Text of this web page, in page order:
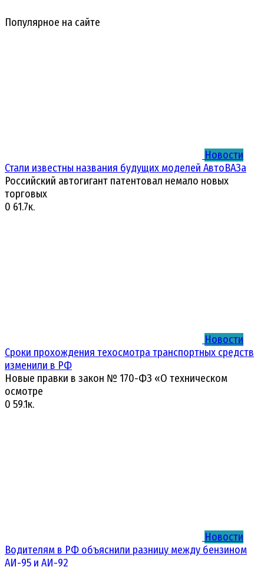
Популярное на сайте
Новости
Стали известны названия будущих моделей АвтоВАЗа
Российский автогигант патентовал немало новых
торговых
0 61.7к.
Новости
Сроки прохождения техосмотра транспортных средств
изменили в РФ
Новые правки в закон № 170-ФЗ «О техническом
осмотре
0 59.1к.
Новости
Водителям в РФ объяснили разницу между бензином
АИ-95 и АИ-92